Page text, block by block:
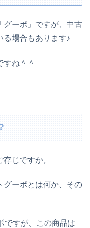
グーポ」ですが、中古
る場合もあります♪
すね＾＾
じですか。
グーポとは何か、その
ですが、この商品は